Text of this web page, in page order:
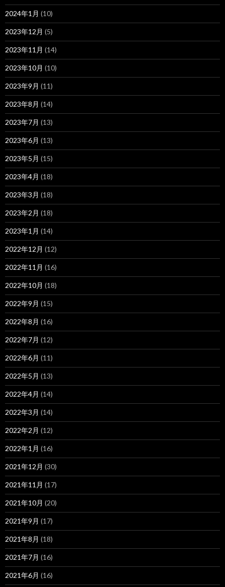
2024年1月 (10)
2023年12月 (5)
2023年11月 (14)
2023年10月 (10)
2023年9月 (11)
2023年8月 (14)
2023年7月 (13)
2023年6月 (13)
2023年5月 (15)
2023年4月 (18)
2023年3月 (18)
2023年2月 (18)
2023年1月 (14)
2022年12月 (12)
2022年11月 (16)
2022年10月 (18)
2022年9月 (15)
2022年8月 (16)
2022年7月 (12)
2022年6月 (11)
2022年5月 (13)
2022年4月 (14)
2022年3月 (14)
2022年2月 (12)
2022年1月 (16)
2021年12月 (30)
2021年11月 (17)
2021年10月 (20)
2021年9月 (17)
2021年8月 (18)
2021年7月 (16)
2021年6月 (16)